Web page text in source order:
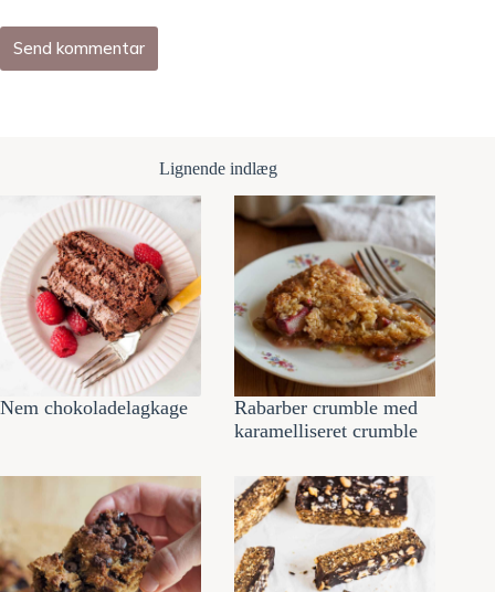
Send kommentar
Lignende indlæg
Nem chokoladelagkage
Rabarber crumble med
karamelliseret crumble